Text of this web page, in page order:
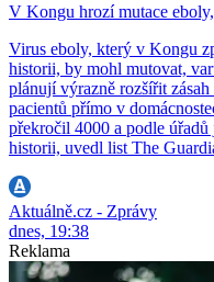
V Kongu hrozí mutace
Virus eboly, který v Kongu
historii, by mohl mutovat,
plánují výrazně rozšířit
pacientů přímo v
překročil 4000 a podle
historii, uvedl list The
Aktuálně.cz - Zprávy
dnes, 19:38
Reklama